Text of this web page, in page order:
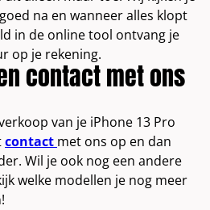
na en wanneer alles klopt
in de online tool ontvang je
op je rekening.
contact met ons
van je iPhone 13 Pro
contact met ons op en dan
Wil je ook nog een andere
welke modellen je nog meer